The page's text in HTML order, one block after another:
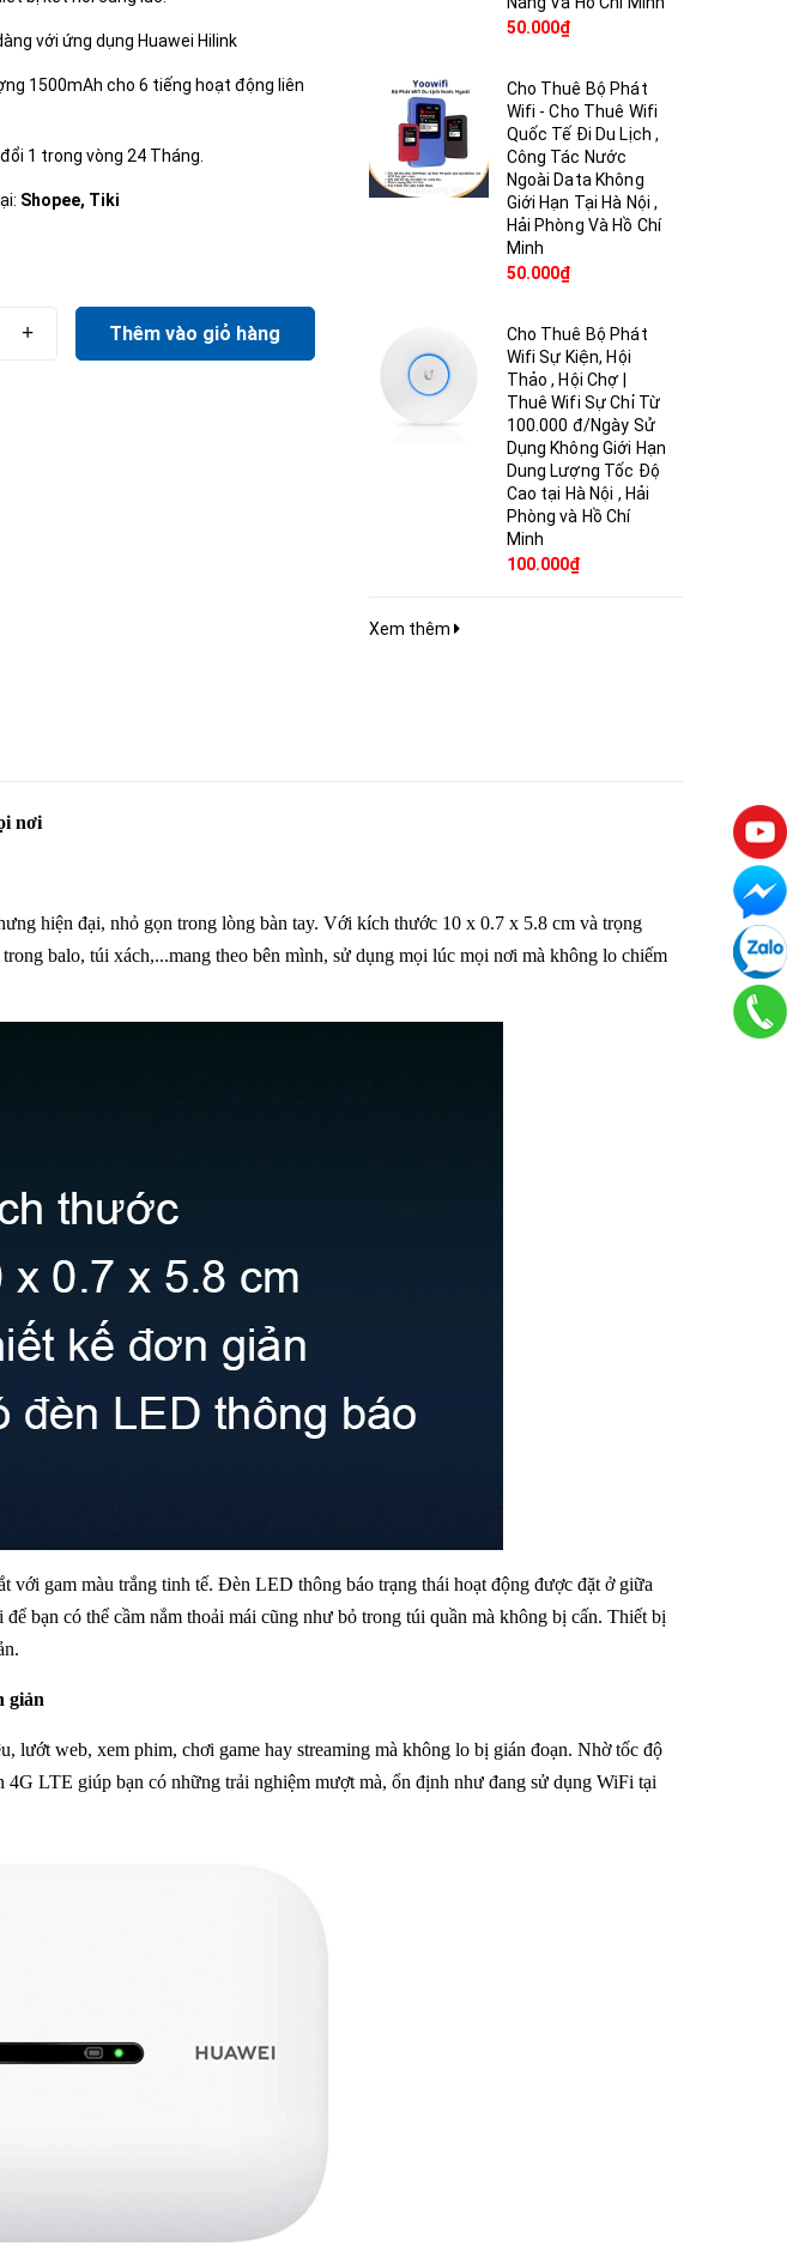
với ứng dụng Huawei Hilink
1500mAh cho 6 tiếng hoạt động liên
1 trong vòng 24 Tháng.
Shopee, Tiki
+ Thêm vào giỏ hàng
50.000₫
Cho Thuê Bộ Phát
Wifi - Cho Thuê Wifi
Quốc Tế Đi Du Lịch ,
Công Tác Nước
Ngoài Data Không
Giới Hạn Tại Hà Nội ,
Hải Phòng Và Hồ Chí
Minh
50.000₫
Cho Thuê Bộ Phát
Wifi Sự Kiện, Hội
Thảo , Hội Chợ |
Thuê Wifi Sự Chỉ Từ
100.000 đ/Ngày Sử
Dụng Không Giới Hạn
Dung Lượng Tốc Độ
Cao tại Hà Nội , Hải
Phòng và Hồ Chí
Minh
100.000₫
Xem thêm
nơi
hiện đại, nhỏ gọn trong lòng bàn tay. Với kích thước 10 x 0.7 x 5.8 cm và trọng
balo, túi xách,...mang theo bên mình, sử dụng mọi lúc mọi nơi mà không lo chiếm
gam màu trắng tinh tế. Đèn LED thông báo trạng thái hoạt động được đặt ở giữa
bạn có thể cầm nắm thoải mái cũng như bỏ trong túi quần mà không bị cấn. Thiết bị
giản
web, xem phim, chơi game hay streaming mà không lo bị gián đoạn. Nhờ tốc độ
LTE giúp bạn có những trải nghiệm mượt mà, ổn định như đang sử dụng WiFi tại